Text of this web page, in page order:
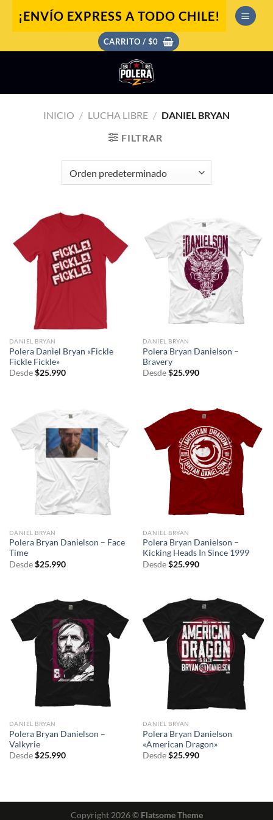
¡ENVÍO EXPRESS A TODO CHILE!
CARRITO / $0
INICIO / LUCHA LIBRE / DANIEL BRYAN
FILTRAR
DANIEL BRYAN
Polera Daniel Bryan «Fickle
Fickle Fickle»
Desde $25.990
DANIEL BRYAN
Polera Bryan Danielson –
Bravery
Desde $25.990
DANIEL BRYAN
Polera Bryan Danielson – Face
Time
Desde $25.990
DANIEL BRYAN
Polera Bryan Danielson –
Kicking Heads In Since 1999
Desde $25.990
DANIEL BRYAN
Polera Bryan Danielson –
Valkyrie
Desde $25.990
DANIEL BRYAN
Polera Bryan Danielson
«American Dragon»
Desde $25.990
Copyright 2026 © Flatsome Theme